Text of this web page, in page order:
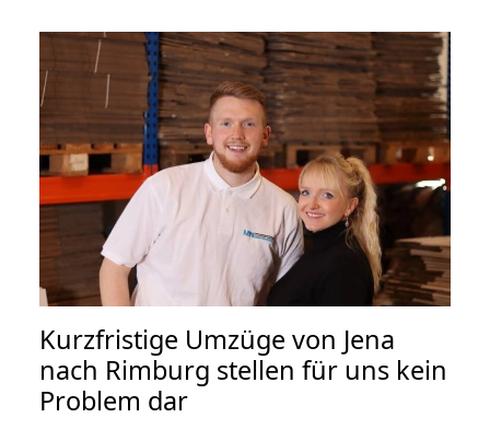
Kurzfristige Umzüge von Jena
nach Rimburg stellen für uns kein
Problem dar